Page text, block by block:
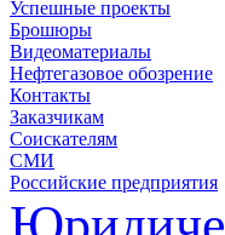
Успешные проекты
Брошюры
Видеоматериалы
Нефтегазовое обозрение
Контакты
Заказчикам
Соискателям
СМИ
Российские предприятия